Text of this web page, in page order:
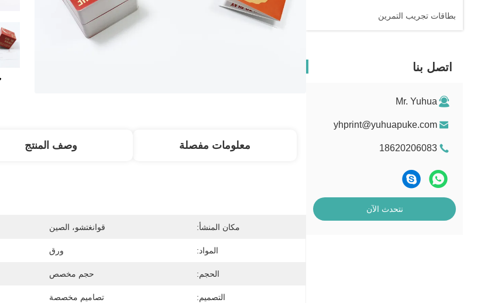
بطاقات تجريب التمرين
اتصل بنا
Mr. Yuhua
yhprint@yuhuapuke.com
18620206083
نتحدث الآن
معلومات مفصلة وصف المنتج
مكان المنشأ: قوانغتشو، الصين
المواد: ورق
الحجم: حجم مخصص
التصميم: تصاميم مخصصة